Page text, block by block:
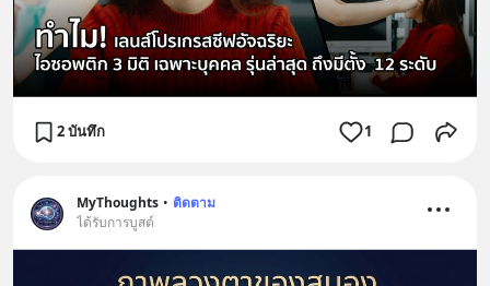
2 บันทึก 1
MyThoughts • ติดตาม
ได้รับการบูสต์